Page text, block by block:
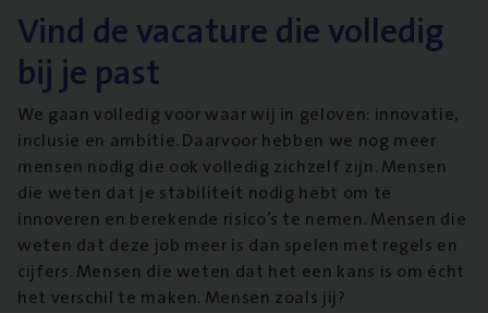
Vind de vacature die volledig
bij je past
We gaan volledig voor waar wij in geloven: innovatie,
inclusie en ambitie. Daarvoor hebben we nog meer
mensen nodig die ook volledig zichzelf zijn. Mensen
die weten dat je stabiliteit nodig hebt om te
innoveren en berekende risico’s te nemen. Mensen die
weten dat deze job meer is dan spelen met regels en
cijfers. Mensen die weten dat het een kans is om écht
het verschil te maken. Mensen zoals jij?